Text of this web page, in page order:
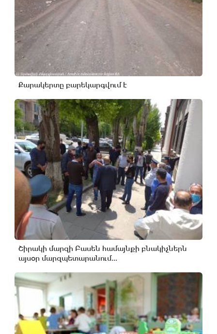
Քարակերտը բարեկարգվում է
Շիրակի մարզի Բասեն համայնքի բնակիչներն
այսօր մարզպետարանում...